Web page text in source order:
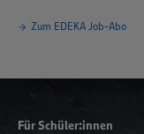
Zum EDEKA Job-Abo
Für Schüler:innen